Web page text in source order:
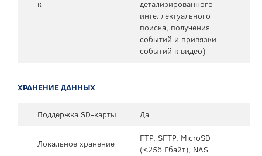
к
детализированного
интеллектуального
поиска, получения
событий и привязки
событий к видео)
ХРАНЕНИЕ ДАННЫХ
Поддержка SD-карты Да
Локальное хранение
FTP, SFTP, MicroSD
(≤256 Гбайт), NAS